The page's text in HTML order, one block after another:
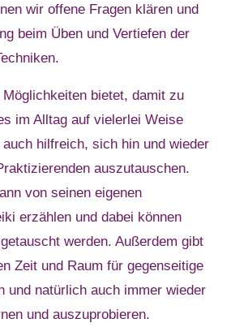
wir offene Fragen klären und
beim Üben und Vertiefen der
bietet, damit zu
im Alltag auf vielerlei Weise
hilfreich, sich hin und wieder
auszutauschen.
von seinen eigenen
erzählen und dabei können
werden. Außerdem gibt
Zeit und Raum für gegenseitige
und natürlich auch immer wieder
und auszuprobieren.